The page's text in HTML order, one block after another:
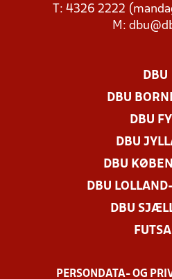
T: 4326 2222
M:
DBU
DBU
DBU
DBU
DBU
DBU
DBU
PERSONDATA- OG